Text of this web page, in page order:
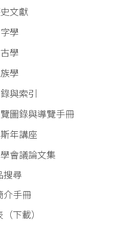
文獻
學
學
學
與索引
圖錄與導覽手冊
年講座
會議論文集
搜尋
介手冊
下載）